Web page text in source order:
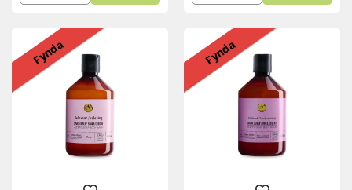
Fynda Fynda